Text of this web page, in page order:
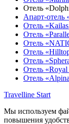
Отель
Апарт-отель
Отель
Отель
Отель
Отель
Отель
Отель «Royal
Отель
Travelline Start
Мы используем
повышения